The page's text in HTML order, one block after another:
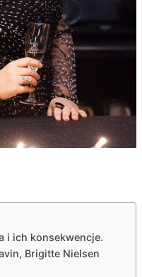
i ich konsekwencje.
Brigitte Nielsen